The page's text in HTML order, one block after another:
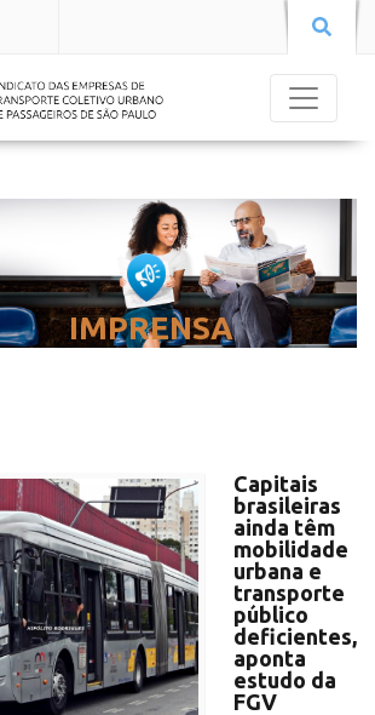
IMPRENSA
Capitais
brasileiras
ainda têm
mobilidade
urbana e
transporte
público
deficientes,
aponta
estudo da
FGV